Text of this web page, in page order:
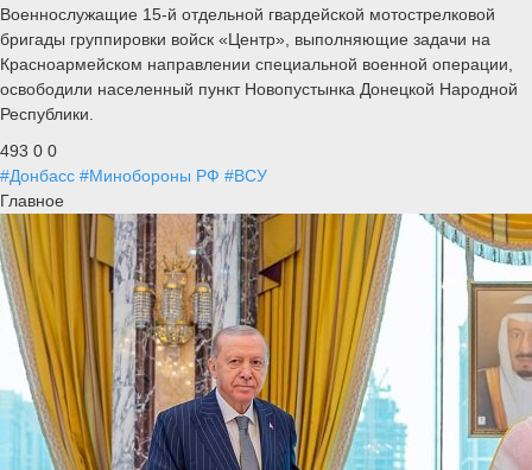
Военнослужащие 15-й отдельной гвардейской мотострелковой
бригады группировки войск «Центр», выполняющие задачи на
Красноармейском направлении специальной военной операции,
освободили населенный пункт Новопустынка Донецкой Народной
Республики.
493 0 0
#Донбасс #Минобороны РФ #ВСУ
Главное